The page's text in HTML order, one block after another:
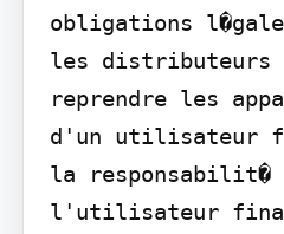
obligations
les distributeurs
reprendre les
d'un utilisateur
la responsabilit�
l'utilisateur